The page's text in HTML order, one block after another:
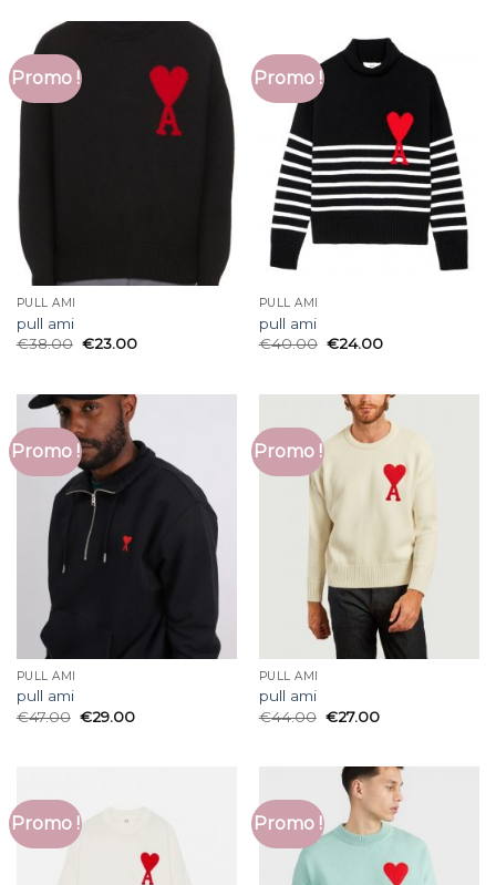
Promo !
PULL AMI
pull ami
€38.00 €23.00
Promo !
PULL AMI
pull ami
€40.00 €24.00
Promo !
PULL AMI
pull ami
€47.00 €29.00
Promo !
PULL AMI
pull ami
€44.00 €27.00
Promo ! Promo !